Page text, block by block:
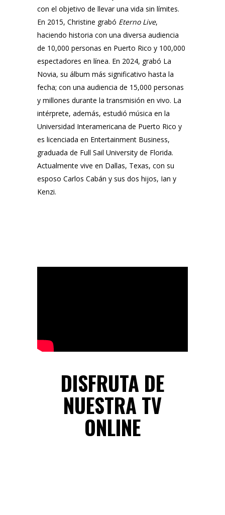
con el objetivo de llevar una vida sin límites.
En 2015, Christine grabó Eterno Live,
haciendo historia con una diversa audiencia
de 10,000 personas en Puerto Rico y 100,000
espectadores en línea. En 2024, grabó La
Novia, su álbum más significativo hasta la
fecha; con una audiencia de 15,000 personas
y millones durante la transmisión en vivo. La
intérprete, además, estudió música en la
Universidad Interamericana de Puerto Rico y
es licenciada en Entertainment Business,
graduada de Full Sail University de Florida.
Actualmente vive en Dallas, Texas, con su
esposo Carlos Cabán y sus dos hijos, Ian y
Kenzi.
DISFRUTA DE
NUESTRA TV
ONLINE